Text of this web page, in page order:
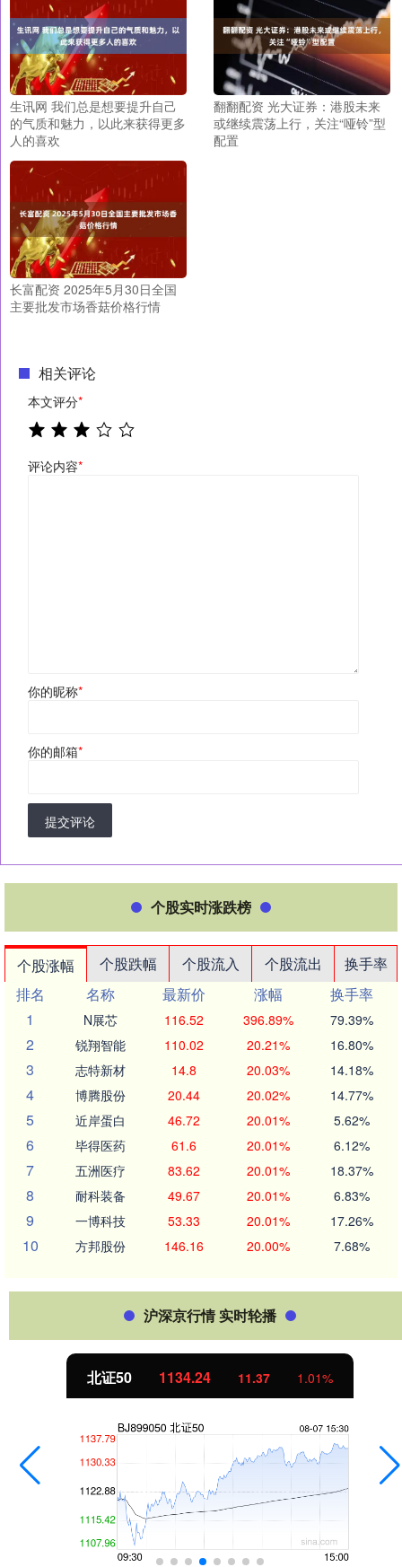
生讯网 我们总是想要提升自己
的气质和魅力，以此来获得更多
人的喜欢
翻翻配资 光大证券：港股未来
或继续震荡上行，关注“哑铃”型
配置
长富配资 2025年5月30日全国
主要批发市场香菇价格行情
相关评论
本文评分*
评论内容*
你的昵称*
你的邮箱*
提交评论
个股实时涨跌榜
个股涨幅 个股跌幅 个股流入 个股流出
换手率
排名
名称 最新价 涨幅
换手率
1
N展芯 116.52 396.89% 79.39%
2 锐翔智能 110.02 20.21% 16.80%
3 志特新材 14.8 20.03% 14.18%
4 博腾股份 20.44 20.02% 14.77%
5 近岸蛋白 46.72 20.01% 5.62%
6 毕得医药 61.6 20.01% 6.12%
7 五洲医疗 83.62 20.01% 18.37%
8 耐科装备 49.67 20.01% 6.83%
9 一博科技 53.33 20.01% 17.26%
10 方邦股份 146.16 20.00% 7.68%
沪深京行情 实时轮播
北证50 1134.24 11.37 1.01%